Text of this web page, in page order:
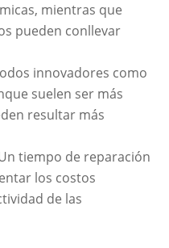
mientras que
pueden conllevar
innovadores como
suelen ser más
resultar más
tiempo de reparación
los costos
de las